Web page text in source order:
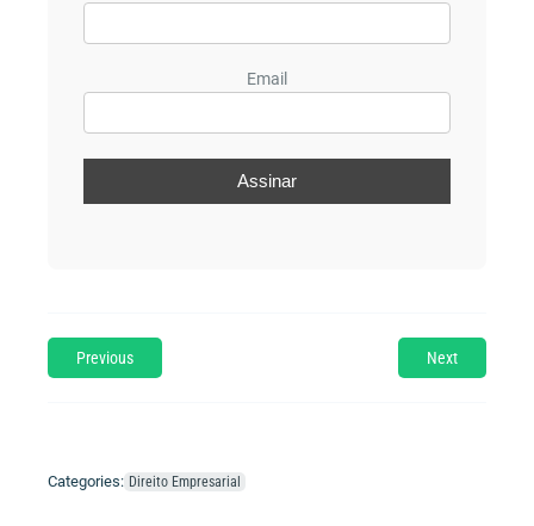
Email
Previous Next
Categories: Direito Empresarial